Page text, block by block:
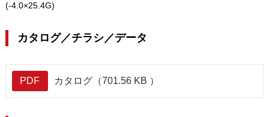
(-4.0×25.4G)
カタログ／チラシ／データ
PDF カタログ（701.56 KB ）